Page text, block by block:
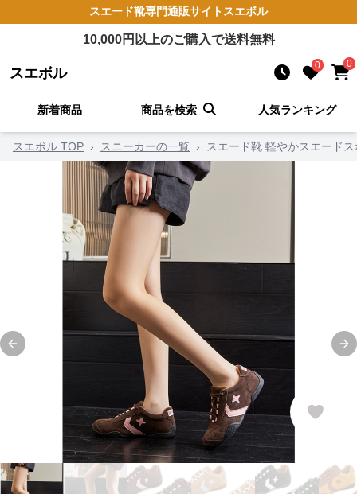
スエード靴専門通販サイト スエボル
10,000円以上のご購入で送料無料
スエボル 0 0
新着商品 商品を検索 人気ランキング
スエボル TOP › スニーカーの一覧 › スエード靴 軽やかスエード
Previous slide